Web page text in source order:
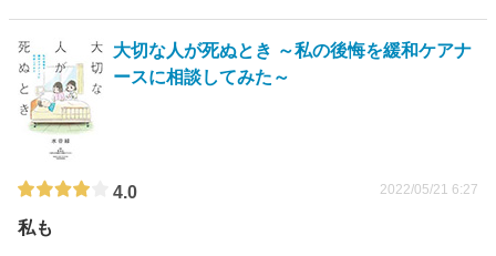
大切な人が死ぬとき ～私の後悔を緩和ケアナ
ースに相談してみた～
4.0 2022/05/21 6:27
私も